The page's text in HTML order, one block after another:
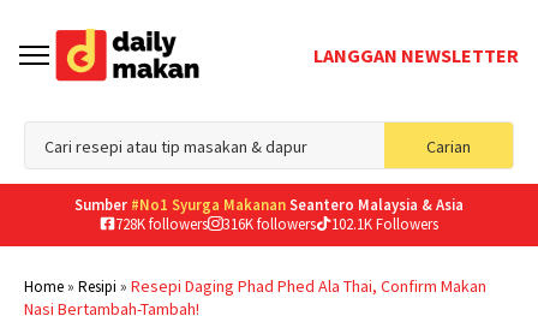
LANGGAN NEWSLETTER
Carian
for:
Sumber #No1 Syurga MakananSeantero Malaysia & Asia
728K followers
316K followers 102.1K Followers
Home» Resipi » Resepi Daging Phad Phed Ala Thai, Confirm Makan
Nasi Bertambah-Tambah!